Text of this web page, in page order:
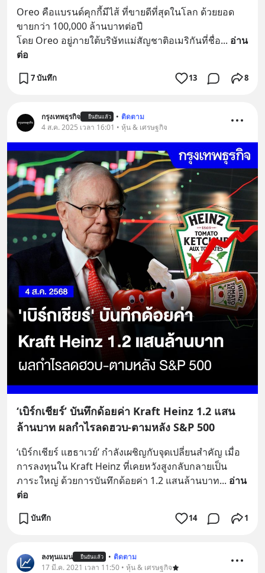
Oreo คือแบรนด์คุกกี้มีไส้ ที่ขายดีที่สุดในโลก ด้วยยอด
ขายกว่า 100,000 ล้านบาทต่อปี
โดย Oreo อยู่ภายใต้บริษัทแม่สัญชาติอเมริกันที่ชื่อ... อ่าน
ต่อ
7 บันทึก 13 8
กรุงเทพธุรกิจ ยืนยันแล้ว • ติดตาม
4 ส.ค. 2025 เวลา 16:01 • หุ้น & เศรษฐกิจ
‘เบิร์กเชียร์’ บันทึกด้อยค่า Kraft Heinz 1.2 แสน
ล้านบาท ผลกำไรลดฮวบ-ตามหลัง S&P 500
‘เบิร์กเชียร์ แฮธาเวย์’ กำลังเผชิญกับจุดเปลี่ยนสำคัญ เมื่อ
การลงทุนใน Kraft Heinz ที่เคยหวังสูงกลับกลายเป็น
ภาระใหญ่ ด้วยการบันทึกด้อยค่า 1.2 แสนล้านบาท... อ่าน
ต่อ
บันทึก 14 1
ลงทุนแมน ยืนยันแล้ว • ติดตาม
17 มี.ค. 2021 เวลา 11:50 • หุ้น & เศรษฐกิจ